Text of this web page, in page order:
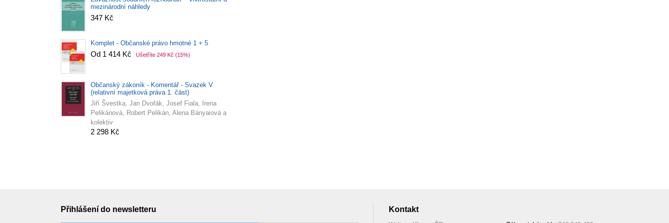
mezinárodní náhledy
347 Kč
Komplet - Občanské právo hmotné 1 + 5
Od 1 414 Kč Ušetříte 249 Kč (15%)
Občanský zákoník - Komentář - Svazek V
(relativní majetková práva 1. část)
Jiří Švestka, Jan Dvořák, Josef Fiala, Irena
Pelikánová, Robert Pelikán, Alena Bányaiová a
kolektiv
2 298 Kč
Přihlášení do newsletteru Kontakt